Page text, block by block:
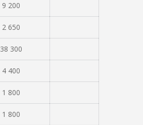
9 200
2 650
38 300
4 400
1 800
1 800